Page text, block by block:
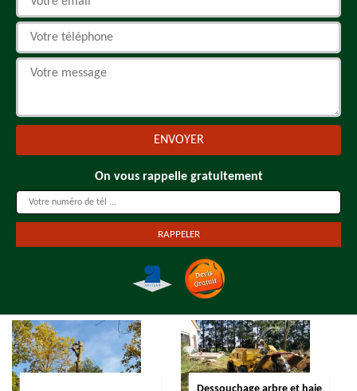
On vous rappelle gratuitement